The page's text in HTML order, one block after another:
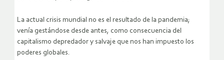
La actual crisis mundial no es el resultado de la pandemia;
venía gestándose desde antes, como consecuencia del
capitalismo depredador y salvaje que nos han impuesto los
poderes globales.